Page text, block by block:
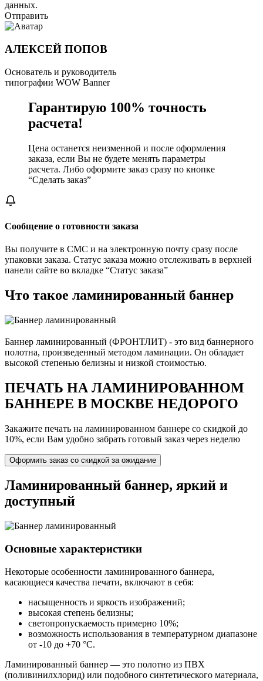
данных.
Отправить
АЛЕКСЕЙ ПОПОВ
Основатель и руководитель
типографии WOW Banner
Гарантирую 100% точность
расчета!
Цена останется неизменной и после оформления
заказа, если Вы не будете менять параметры
расчета. Либо оформите заказ сразу по кнопке
“Сделать заказ”
Сообщение о готовности заказа
Вы получите в СМС и на электронную почту сразу после
упаковки заказа. Статус заказа можно отслеживать в верхней
панели сайте во вкладке “Статус заказа”
Что такое ламинированный баннер
Баннер ламинированный (ФРОНТЛИТ) - это вид баннерного
полотна, произведенный методом ламинации. Он обладает
высокой степенью белизны и низкой стоимостью.
ПЕЧАТЬ НА ЛАМИНИРОВАННОМ
БАННЕРЕ В МОСКВЕ НЕДОРОГО
Закажите печать на ламинированном баннере со скидкой до
10%, если Вам удобно забрать готовый заказ через неделю
Оформить заказ со скидкой за ожидание
Ламинированный баннер, яркий и
доступный
Основные характеристики
Некоторые особенности ламинированного баннера,
касающиеся качества печати, включают в себя:
насыщенность и яркость изображений;
высокая степень белизны;
светопропускаемость примерно 10%;
возможность использования в температурном диапазоне
от -10 до +70 °С.
Ламинированный баннер — это полотно из ПВХ
(поливинилхлорид) или подобного синтетического материала,